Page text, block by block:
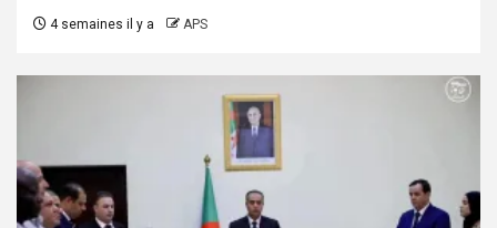
4 semaines il y a APS